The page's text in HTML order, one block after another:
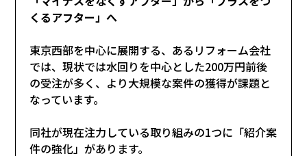
くるアフター」へ
東京西部を中心に展開する、あるリフォーム会社
では、現状では水回りを中心とした200万円前後
の受注が多く、より大規模な案件の獲得が課題と
なっています。
同社が現在注力している取り組みの1つに「紹介案
件の強化」があります。